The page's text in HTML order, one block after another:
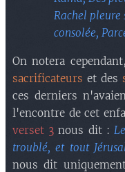
Rachel pleure
consolée,
On notera
sacrificateurs et des
ces derniers
l'encontre de cet
verset 3 nous dit :
troublé, et tout
nous dit